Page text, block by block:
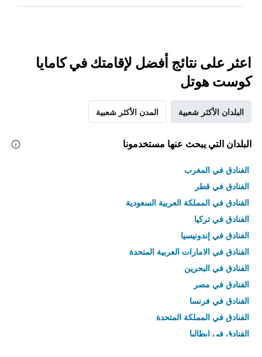
اعثر على نتائج أفضل لإقامتك في كامايا
كوست هوتل
البلدان الأكثر شعبية المدن الأكثر شعبية
البلدان التي يبحث عنها مستخدمونا
الفنادق في المغرب
الفنادق في قطر
الفنادق في المملكة العربية السعودية
الفنادق في تركيا
الفنادق في إندونيسيا
الفنادق في الامارات العربية المتحدة
الفنادق في البحرين
الفنادق في مصر
الفنادق في فرنسا
الفنادق في المملكة المتحدة
الفنادق في إيطاليا